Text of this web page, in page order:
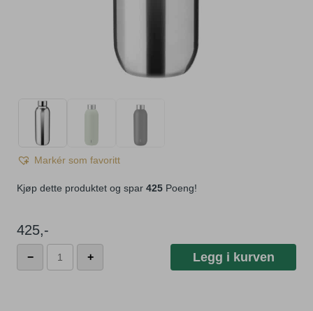
Markér som favoritt
Kjøp dette produktet og spar 425 Poeng!
425,-
− + Legg i kurven